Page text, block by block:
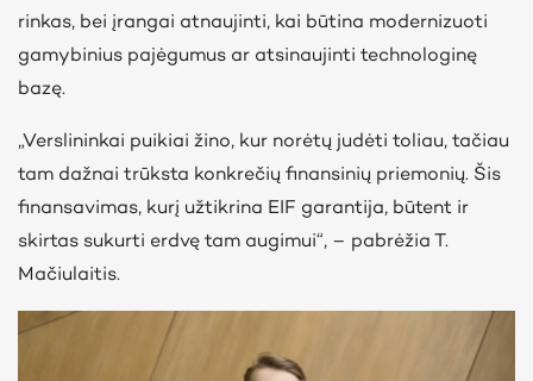
rinkas, bei įrangai atnaujinti, kai būtina modernizuoti
gamybinius pajėgumus ar atsinaujinti technologinę
bazę.
„Verslininkai puikiai žino, kur norėtų judėti toliau, tačiau
tam dažnai trūksta konkrečių finansinių priemonių. Šis
finansavimas, kurį užtikrina EIF garantija, būtent ir
skirtas sukurti erdvę tam augimui“, – pabrėžia T.
Mačiulaitis.